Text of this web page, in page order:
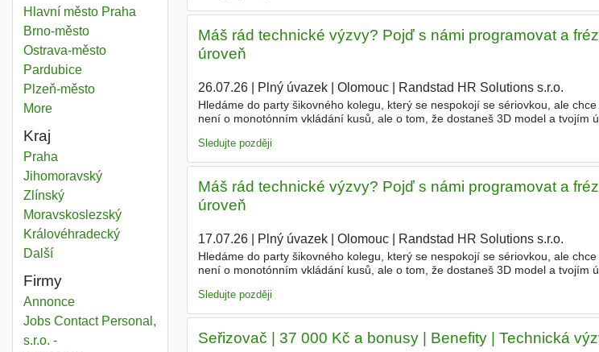
Výzva
Hlavní město Praha
Výzva
Brno-městoOkres
Výzva
Ostrava-městoOkres
Výzva
PardubiceOkres
Výzva
Plzeň-městoOkres
Moredistricts
Kraj
Výzva
Praha
Výzva
JihomoravskýKraj
Výzva
ZlínskýKraj
Výzva
MoravskoslezskýKraj
Výzva
KrálovéhradeckýKraj
Dalšíkraj
Firmy
Annonce
Jobs Contact Personal,
s.r.o. -
Máš rád technické výzvy? Pojď s námi programovat a
úroveň
26.07.26| Plný úvazek| Olomouc| Randstad HR Solutions s.r.o.
Hledáme do party šikovného kolegu, který se nespokojí se sériovkou, ale
není o monotónním vkládání kusů, ale o tom, že dostaneš 3D model a tvojím
Sledujte později
Máš rád technické výzvy? Pojď s námi programovat a
úroveň
17.07.26| Plný úvazek| Olomouc| Randstad HR Solutions s.r.o.
Hledáme do party šikovného kolegu, který se nespokojí se sériovkou, ale
není o monotónním vkládání kusů, ale o tom, že dostaneš 3D model a tvojím
Sledujte později
Seřizovač | 37 000 Kč a bonusy | Benefity | Technická